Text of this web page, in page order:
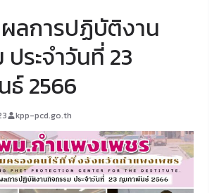
ลการปฏิบัติงาน
ระจำวันที่ 23
2566
kpp-pcd.go.th